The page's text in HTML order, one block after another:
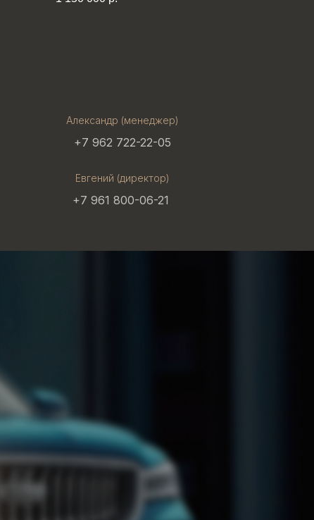
Александр (менеджер)
+7 962 722-22-05
Евгений (директор)
+7 961 800-06-21